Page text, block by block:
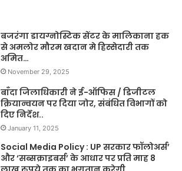
बजरंगा डायग्नोस्टिक सेंटर के मालिकाना हक
से अमलोर मौरम खदान मे हिस्सेदारी तक
अमित…
November 29, 2025
बाँदा जिलाधिकारी ने ई-ऑफिस / डिजीटल
क्रियान्वयन पर दिया जोर, संबंधित विभागों को
दिए निर्देश..
January 11, 2025
Social Media Policy : UP सरकार फॉलोअर्स’
और ‘सब्सक्राइबर्स’ के आधार पर प्रति माह 8